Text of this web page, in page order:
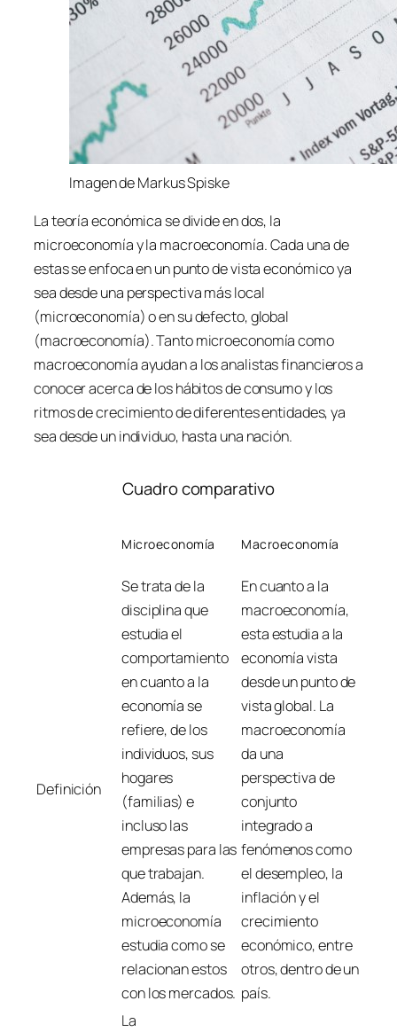
Imagen de Markus Spiske
La teoría económica se divide en dos, la
microeconomía y la macroeconomía. Cada una de
estas se enfoca en un punto de vista económico ya
sea desde una perspectiva más local
(microeconomía) o en su defecto, global
(macroeconomía). Tanto microeconomía como
macroeconomía ayudan a los analistas financieros a
conocer acerca de los hábitos de consumo y los
ritmos de crecimiento de diferentes entidades, ya
sea desde un individuo, hasta una nación.
Cuadro comparativo
Microeconomía Macroeconomía
Definición
Se trata de la
disciplina que
estudia el
comportamiento
en cuanto a la
economía se
refiere, de los
individuos, sus
hogares
(familias) e
incluso las
empresas para las
que trabajan.
Además, la
microeconomía
estudia como se
relacionan estos
con los mercados.
En cuanto a la
macroeconomía,
esta estudia a la
economía vista
desde un punto de
vista global. La
macroeconomía
da una
perspectiva de
conjunto
integrado a
fenómenos como
el desempleo, la
inflación y el
crecimiento
económico, entre
otros, dentro de un
país.
La